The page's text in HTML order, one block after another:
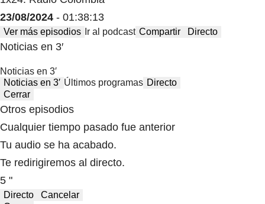
23/08/2024 - 01:38:13
Ver más episodios Ir al podcast Compartir Directo
Noticias en 3′
Noticias en 3′
Noticias en 3′ Últimos programas Directo
Cerrar
Otros episodios
Cualquier tiempo pasado fue anterior
Tu audio se ha acabado.
Te redirigiremos al directo.
5 "
Directo
Cancelar